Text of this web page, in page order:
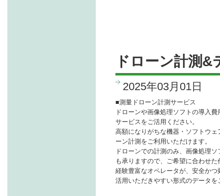
ドローン計測
2025年03月01日
■測量ドローン計測サービス
ドローンや画像処理ソフトの導入
サービスをご活用ください。
高額になりがちな機器・ソフトウ
ーン計測をご利用いただけます。
ドローンでの計測のみ、画像処理
も承りますので、ご希望に合わせ
経験豊富なオペレータが、安全か
活用いただきやすい形式のデータを